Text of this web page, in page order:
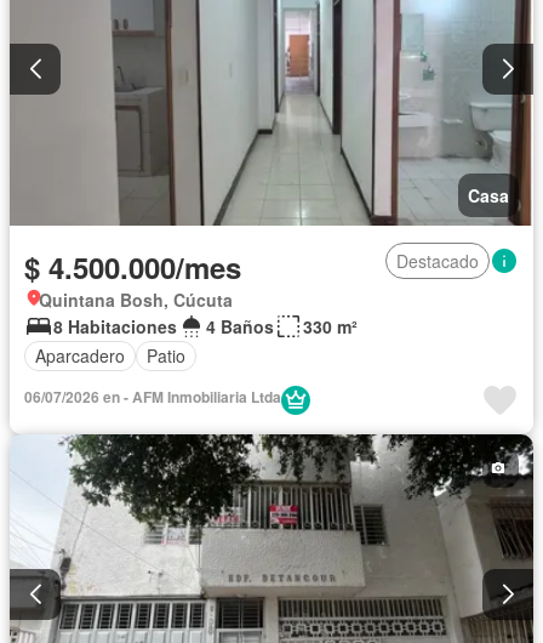
Casa
$ 4.500.000/mes
Destacado
Quintana Bosh, Cúcuta
8 Habitaciones
4 Baños
330 m²
Aparcadero
Patio
06/07/2026 en - AFM Inmobiliaria Ltda